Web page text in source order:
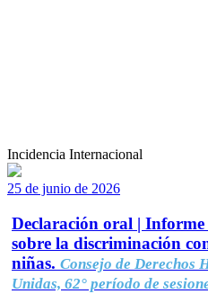
Incidencia Internacional
25 de junio de 2026
Declaración oral |
sobre la discriminación
niñas. Consejo de Derechos
Unidas, 62° período de